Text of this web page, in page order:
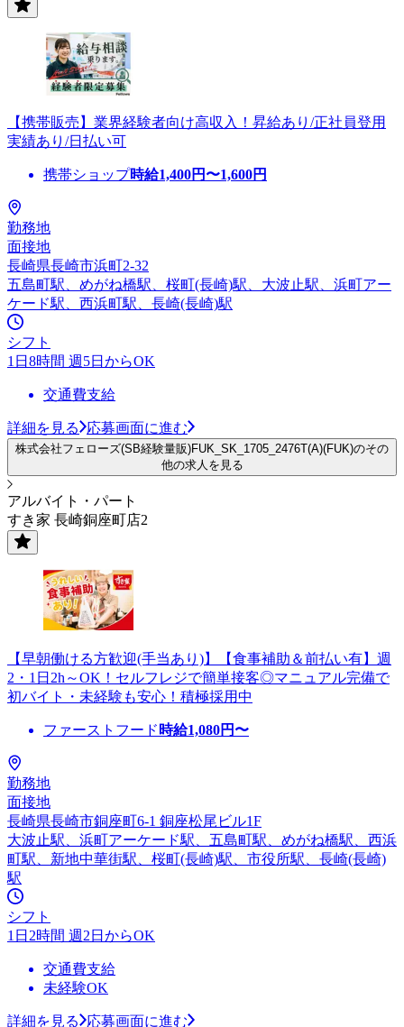
【携帯販売】業界経験者向け高収入！昇給あり/正社員登用
実績あり/日払い可
携帯ショップ時給1,400円〜1,600円
勤務地
面接地
長崎県長崎市浜町2-32
五島町駅、めがね橋駅、桜町(長崎)駅、大波止駅、浜町アー
ケード駅、西浜町駅、長崎(長崎)駅
シフト
1日8時間 週5日からOK
交通費支給
詳細を見る 応募画面に進む
株式会社フェローズ(SB経験量販)FUK_SK_1705_2476T(A)(FUK)のその
他の求人を見る
アルバイト・パート
すき家 長崎銅座町店2
【早朝働ける方歓迎(手当あり)】【食事補助＆前払い有】週
2・1日2h～OK！セルフレジで簡単接客◎マニュアル完備で
初バイト・未経験も安心！積極採用中
ファーストフード 時給1,080円〜
勤務地
面接地
長崎県長崎市銅座町6-1 銅座松尾ビル1F
大波止駅、浜町アーケード駅、五島町駅、めがね橋駅、西浜
町駅、新地中華街駅、桜町(長崎)駅、市役所駅、長崎(長崎)
駅
シフト
1日2時間 週2日からOK
交通費支給
未経験OK
詳細を見る
応募画面に進む